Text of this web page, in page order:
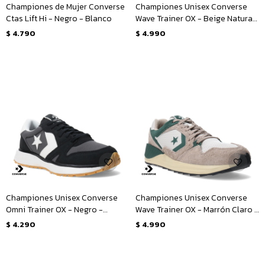
Championes de Mujer Converse
Ctas Lift Hi - Negro - Blanco
$ 4.790
Championes Unisex Converse
Wave Trainer OX - Beige Natural
- Blanco
$ 4.990
Championes Unisex Converse
Omni Trainer OX - Negro -
Blanco
$ 4.290
Championes Unisex Converse
Wave Trainer OX - Marrón Claro -
Verde
$ 4.990